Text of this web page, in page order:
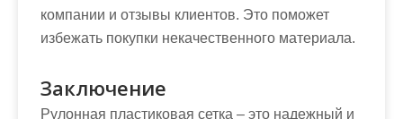
компании и отзывы клиентов. Это поможет
избежать покупки некачественного материала.
Заключение
Рулонная пластиковая сетка – это надежный и